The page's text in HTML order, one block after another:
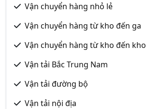
Vận chuyển hàng nhỏ lẻ
Vận chuyển hàng từ kho đến ga
Vận chuyển hàng từ kho đến kho
Vận tải Bắc Trung Nam
Vận tải đường bộ
Vận tải nội địa